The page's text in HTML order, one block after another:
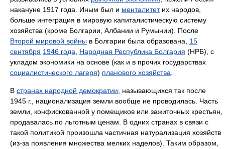
накануне 1917 года. Иным был и менталитетих народов,
больше интеграция в мировую капиталистическую систему
хозяйства (кроме Болгарии, Албании и Румынии). После
Второй мировой войны в Болгарии была образована, 15
сентября 1946 года Народная Республика Болгария (НРБ), с
укладом экономики на основе (как и в прочих государствах
социалистического лагеря) планового хозяйства
В странах народной демократии , называющихся так после
1945 г., национализация земли вообще не проводилась. Часть
земли, конфискованной у помещиков или зажиточных крестьян,
продавалась по льготным ценам. В одних странах в связи с
такой политикой произошла частичная натурализация хозяйств
(из-за появления множества мелких наделов). Таким образом,